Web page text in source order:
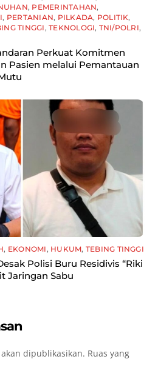
, PEMERINTAHAN,
, PERTANIAN, PILKADA, POLITIK,
TINGGI ,TEKNOLOGI, TNI/POLRI,
Perkuat Komitmen
Pasien melalui Pemantauan
, EKONOMI, HUKUM, TEBING TINGGI
Polisi Buru Residivis “Riki
Jaringan Sabu
dipublikasikan. Ruas yang